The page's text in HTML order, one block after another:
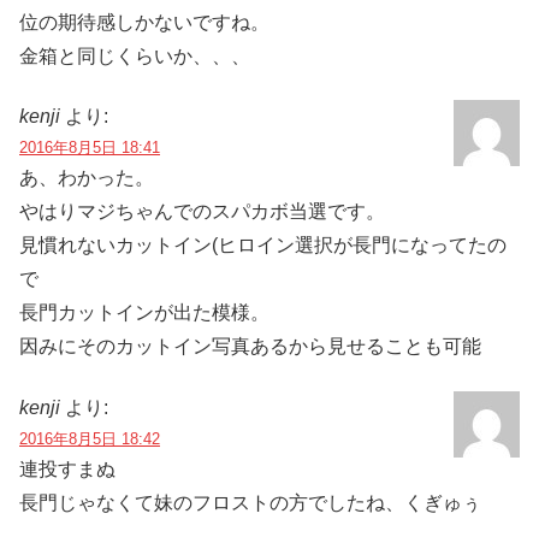
位の期待感しかないですね。
金箱と同じくらいか、、、
kenji より:
2016年8月5日 18:41
あ、わかった。
やはりマジちゃんでのスパカボ当選です。
見慣れないカットイン(ヒロイン選択が長門になってたの
で
長門カットインが出た模様。
因みにそのカットイン写真あるから見せることも可能
kenji より:
2016年8月5日 18:42
連投すまぬ
長門じゃなくて妹のフロストの方でしたね、くぎゅぅ